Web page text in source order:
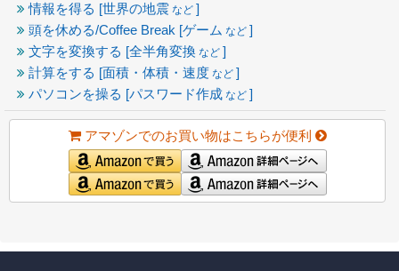
情報を得る [世界の地震 など ]
頭を休める/Coffee Break [ゲーム など ]
文字を変換する [全半角変換 など ]
計算をする [面積・体積・速度 など ]
パソコンを操る [パスワード作成 など ]
アマゾンでのお買い物はこちらが便利